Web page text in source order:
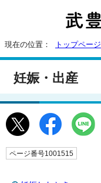
現在の位置： トップページ
妊娠・出産
ページ番号1001515